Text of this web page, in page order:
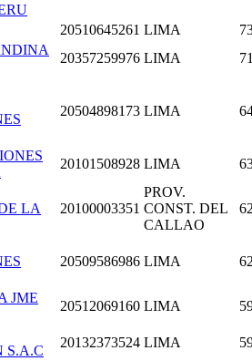
20510645261 LIMA
20357259976 LIMA
20504898173 LIMA
20101508928 LIMA
LA
20100003351
PROV.
CONST. DEL
CALLAO
20509586986 LIMA
JME
20512069160 LIMA
S.A.C
20132373524 LIMA